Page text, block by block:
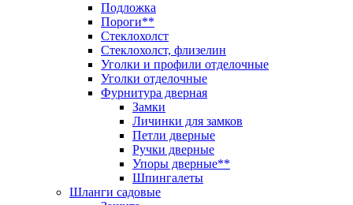
Подложка
Пороги**
Стеклохолст
Стеклохолст, флизелин
Уголки и профили отделочные
Уголки отделочные
Фурнитура дверная
Замки
Личинки для замков
Петли дверные
Ручки дверные
Упоры дверные**
Шпингалеты
Шланги садовые